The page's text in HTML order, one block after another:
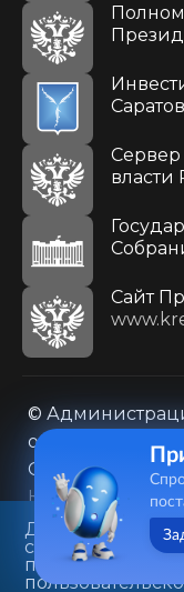
Сервер
власти
Cайт
©
образования
Саратов»
Контакты
Политика в
персональных
410031, г.
Данный веб-
cookie-файлы в
предоставления